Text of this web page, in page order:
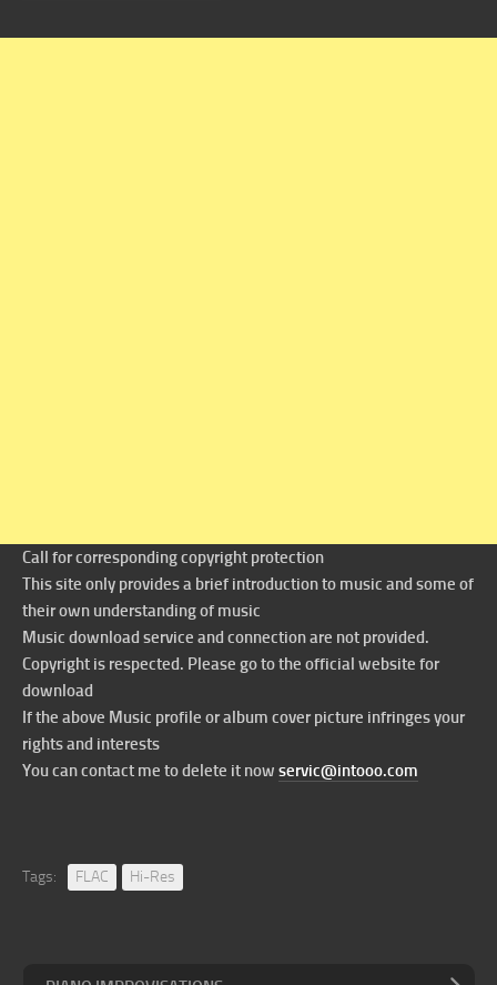
Call for corresponding copyright protection
This site only provides a brief introduction to music and some of
their own understanding of music
Music download service and connection are not provided.
Copyright is respected. Please go to the official website for
download
If the above Music profile or album cover picture infringes your
rights and interests
You can contact me to delete it now servic@intooo.com
Tags: FLAC Hi-Res